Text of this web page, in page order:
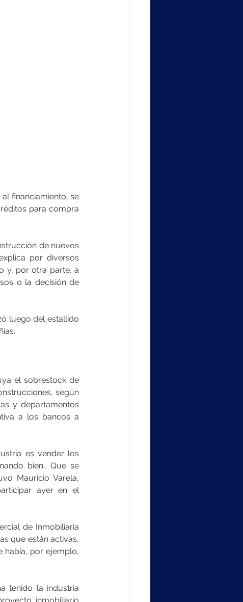
financiamiento, se
para compra
de nuevos
por diversos
y, por otra parte, a
o la decisión de
luego del estallido
el sobrestock de
según
y departamentos
a los bancos a
es vender los
bien… Que se
Mauricio Varela,
ayer en el
de Inmobiliaria
que están activas,
había, por ejemplo,
tenido la industria